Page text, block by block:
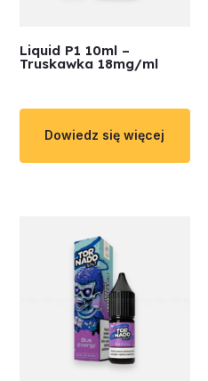
Liquid P1 10ml –
Truskawka 18mg/ml
Dowiedz się więcej